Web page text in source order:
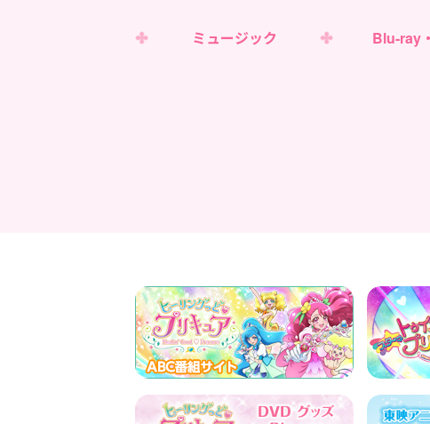
ミュージック Blu-ray